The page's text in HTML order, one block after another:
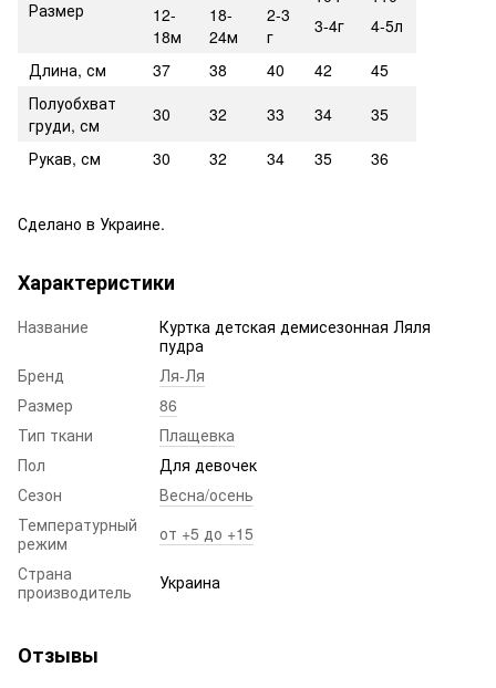
Размер
12-
18м
18-
24м
2-3
г
3-4г
4-5л
Длина, см
37 38 40 42
45
Полуобхват
груди, см
30 32 33 34
35
Рукав, см
30 32 34 35 36
Сделано в Украине.
Характеристики
Название
Куртка детская демисезонная Ляля
пудра
Бренд
Ля-Ля
Размер
86
Тип ткани
Плащевка
Пол
Для девочек
Сезон
Весна/осень
Температурный
режим
от +5 до +15
Страна
производитель
Украина
Отзывы